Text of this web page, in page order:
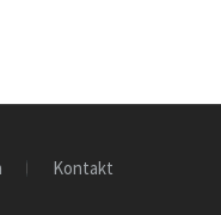
Kontakt